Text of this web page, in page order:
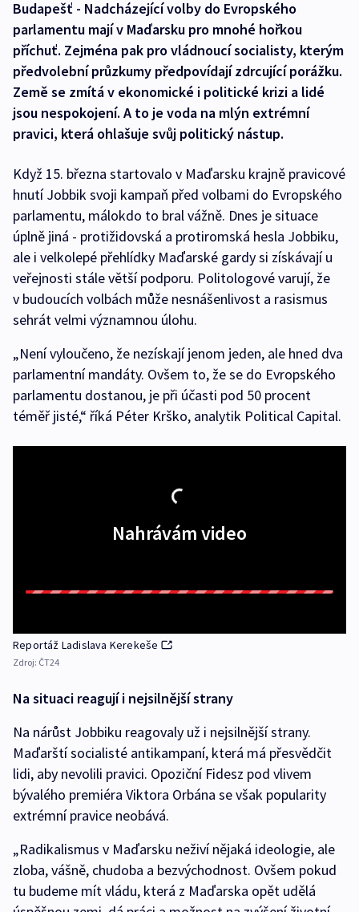
Budapešť - Nadcházející volby do Evropského
parlamentu mají v Maďarsku pro mnohé hořkou
příchuť. Zejména pak pro vládnoucí socialisty, kterým
předvolební průzkumy předpovídají zdrcující porážku.
Země se zmítá v ekonomické i politické krizi a lidé
jsou nespokojení. A to je voda na mlýn extrémní
pravici, která ohlašuje svůj politický nástup.
Když 15. března startovalo v Maďarsku krajně pravicové
hnutí Jobbik svoji kampaň před volbami do Evropského
parlamentu, málokdo to bral vážně. Dnes je situace
úplně jiná - protižidovská a protiromská hesla Jobbiku,
ale i velkolepé přehlídky Maďarské gardy si získávají u
veřejnosti stále větší podporu. Politologové varují, že
v budoucích volbách může nesnášenlivost a rasismus
sehrát velmi významnou úlohu.
„Není vyloučeno, že nezískají jenom jeden, ale hned dva
parlamentní mandáty. Ovšem to, že se do Evropského
parlamentu dostanou, je při účasti pod 50 procent
téměř jisté,“ říká Péter Krško, analytik Political Capital.
Nahrávám video
Reportáž Ladislava Kerekeše
Zdroj: ČT24
Na situaci reagují i nejsilnější strany
Na nárůst Jobbiku reagovaly už i nejsilnější strany.
Maďarští socialisté antikampaní, která má přesvědčit
lidi, aby nevolili pravici. Opoziční Fidesz pod vlivem
bývalého premiéra Viktora Orbána se však popularity
extrémní pravice neobává.
„Radikalismus v Maďarsku neživí nějaká ideologie, ale
zloba, vášně, chudoba a bezvýchodnost. Ovšem pokud
tu budeme mít vládu, která z Maďarska opět udělá